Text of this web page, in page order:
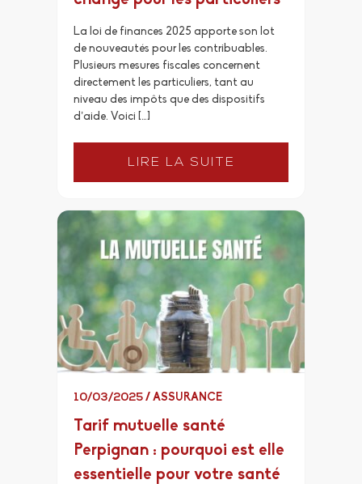
La loi de finances 2025 apporte son lot
de nouveautés pour les contribuables.
Plusieurs mesures fiscales concernent
directement les particuliers, tant au
niveau des impôts que des dispositifs
d’aide. Voici […]
LIRE LA SUITE
10/03/2025 / ASSURANCE
Tarif mutuelle santé
Perpignan : pourquoi est elle
essentielle pour votre santé